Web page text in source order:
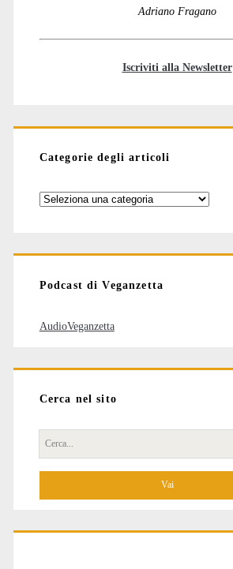
Adriano Fragano
Iscriviti alla Newsletter
Categorie degli articoli
Categorie
Podcast di Veganzetta
AudioVeganzetta
Cerca nel sito
Cerca
per: